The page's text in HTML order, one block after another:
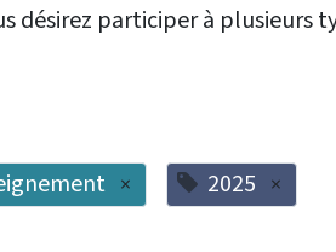
désirez participer à plusieurs
× 2025 ×